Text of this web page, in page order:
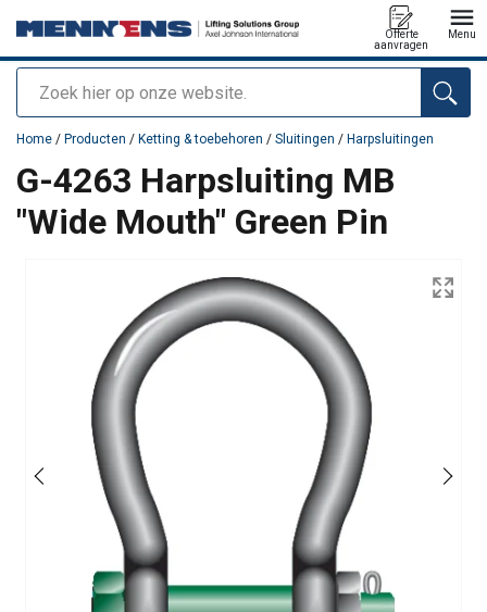
Zoeken
Offerte
aanvragen
Menu
toegevoegd aan uw offerte
Home / Producten / Ketting & toebehoren / Sluitingen / Harpsluitingen
G-4263 Harpsluiting MB
"Wide Mouth" Green Pin